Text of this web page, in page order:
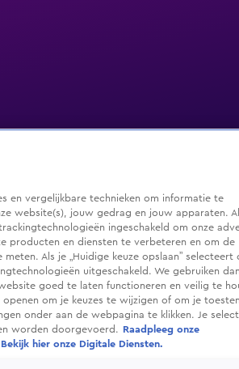
en vergelijkbare technieken om informatie te
website(s), jouw gedrag en jouw apparaten.
ingeschakeld om onze
producten en diensten te verbeteren en om de
Als je „Huidige keuze opslaan” selecteert
uitgeschakeld. We gebruiken dan
goed te laten functioneren en veilig te
om je keuzes te wijzigen of om je
onder aan de webpagina te klikken. Je
worden doorgevoerd.
Raadpleeg onze
Bekijk hier onze Digitale Diensten.